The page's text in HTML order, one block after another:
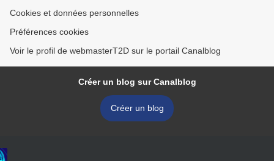
Cookies et données personnelles
Préférences cookies
Voir le profil de webmasterT2D sur le portail Canalblog
Créer un blog sur Canalblog
Créer un blog